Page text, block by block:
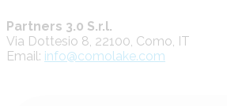
Partners 3.0 S.r.l.
Via Dottesio 8, 22100, Como, IT
Email: info@comolake.com